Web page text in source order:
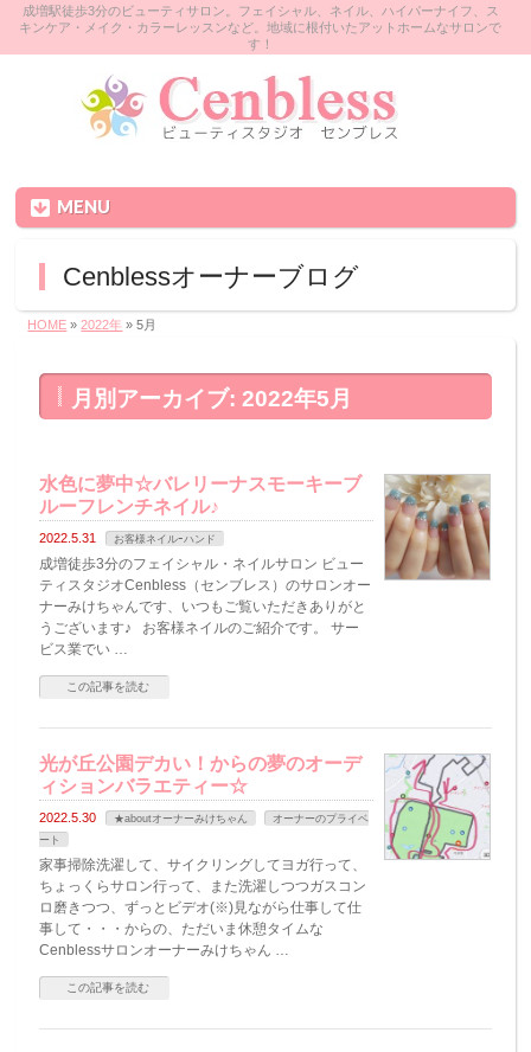
成増駅徒歩3分のビューティサロン。フェイシャル、ネイル、ハイパーナイフ、ス
キンケア・メイク・カラーレッスンなど。地域に根付いたアットホームなサロンで
す！
MENU
Cenblessオーナーブログ
HOME »2022年 »5月
月別アーカイブ: 2022年5月
水色に夢中☆バレリーナスモーキーブ
ルーフレンチネイル♪
2022.5.31 お客様ネイルｰハンド
成増徒歩3分のフェイシャル・ネイルサロン ビュー
ティスタジオCenbless（センブレス）のサロンオー
ナーみけちゃんです、いつもご覧いただきありがと
うございます♪ お客様ネイルのご紹介です。 サー
ビス業でい …
この記事を読む
光が丘公園デカい！からの夢のオーデ
ィションバラエティー☆
2022.5.30 ★aboutオーナーみけちゃん
オーナーのプライベ
ート
家事掃除洗濯して、サイクリングしてヨガ行って、
ちょっくらサロン行って、また洗濯しつつガスコン
ロ磨きつつ、ずっとビデオ(※)見ながら仕事して仕
事して・・・からの、ただいま休憩タイムな
Cenblessサロンオーナーみけちゃん …
この記事を読む